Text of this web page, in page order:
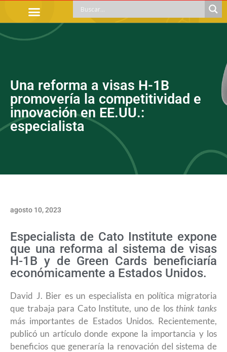
Una reforma a visas H-1B
promovería la competitividad e
innovación en EE.UU.:
especialista
agosto 10, 2023
Especialista de Cato Institute expone
que una reforma al sistema de visas
H-1B y de Green Cards beneficiaría
económicamente a Estados Unidos.
David J. Bier es un especialista en política migratoria
que trabaja para Cato Institute, uno de los think tanks
más importantes de Estados Unidos. Recientemente,
publicó un artículo donde expone la importancia y los
beneficios que generaría la renovación del sistema de